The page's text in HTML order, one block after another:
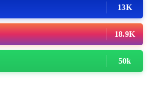
13K
18.9K
50k